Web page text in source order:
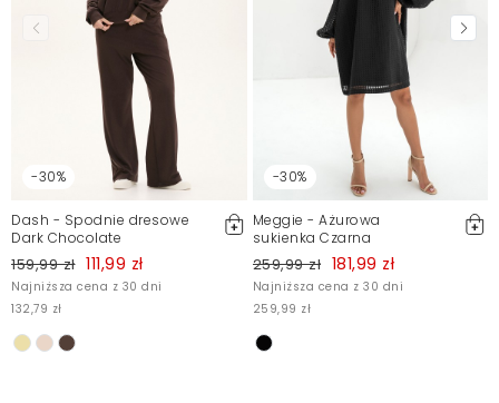
-30%
Dash - Spodnie dresowe
Dark Chocolate
159,99 zł 111,99 zł
Najniższa cena z 30 dni
132,79 zł
-30%
Meggie - Ażurowa
sukienka Czarna
259,99 zł 181,99 zł
Najniższa cena z 30 dni
259,99 zł